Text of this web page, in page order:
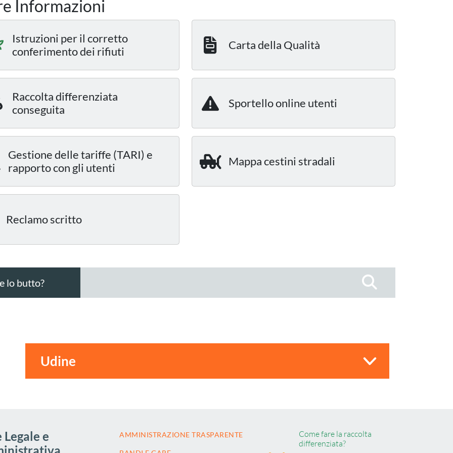
Informazioni
Istruzioni per il corretto
conferimento dei rifiuti
Carta della Qualità
Raccolta differenziata
conseguita
Sportello online utenti
Gestione delle tariffe (TARI) e
rapporto con gli utenti
Mappa cestini stradali
Reclamo scritto
lo butto?
Legale e
AMMINISTRAZIONE TRASPARENTE
Come fare la raccolta
differenziata?